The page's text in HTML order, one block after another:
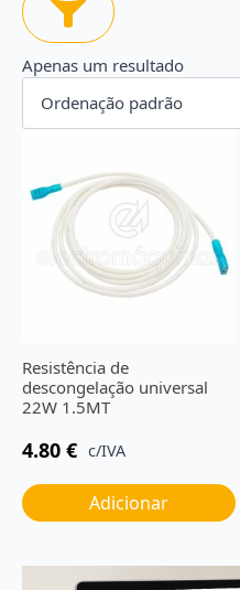
Apenas um resultado
Resistência de
descongelação universal
22W 1.5MT
4.80 € c/IVA
Adicionar